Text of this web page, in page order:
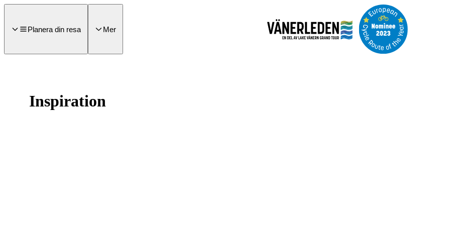
till
Planera din resa
Mer
Inspiration